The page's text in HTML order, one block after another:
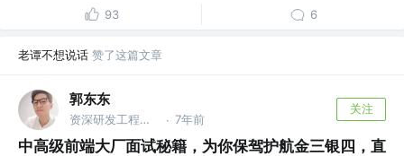
93 6
老谭不想说话 赞了这篇文章
郭东东
资深研发工程师 @字节跳动 · 7年前
关注
中高级前端大厂面试秘籍，为你保驾护航金三银四，直